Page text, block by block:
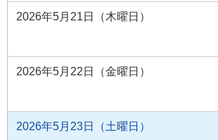
2026年5月21日（木曜日）
2026年5月22日（金曜日）
2026年5月23日（土曜日）